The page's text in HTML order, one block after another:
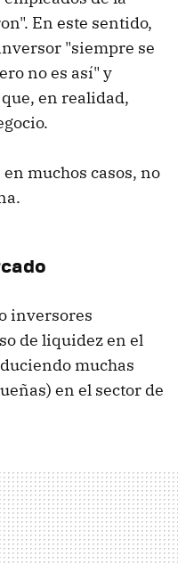
En este sentido,
"siempre se
no es así" y
en realidad,
muchos casos, no
inversores
de liquidez en el
muchas
en el sector de